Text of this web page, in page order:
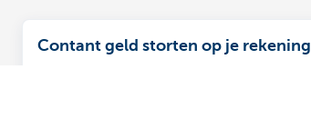
Contant geld storten op je rekening